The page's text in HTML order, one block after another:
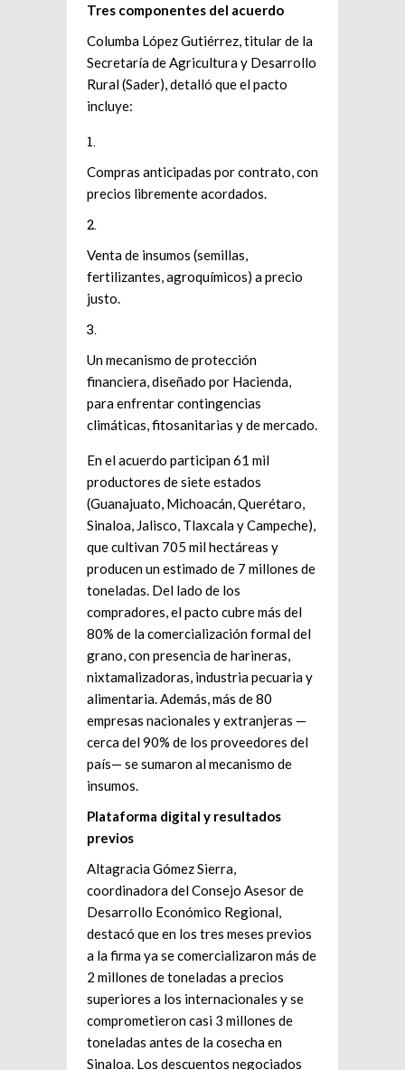
Tres componentes del acuerdo
Columba López Gutiérrez, titular de la
Secretaría de Agricultura y Desarrollo
Rural (Sader), detalló que el pacto
incluye:
Compras anticipadas por contrato, con
precios libremente acordados.
Venta de insumos (semillas,
fertilizantes, agroquímicos) a precio
justo.
Un mecanismo de protección
financiera, diseñado por Hacienda,
para enfrentar contingencias
climáticas, fitosanitarias y de mercado.
En el acuerdo participan 61 mil
productores de siete estados
(Guanajuato, Michoacán, Querétaro,
Sinaloa, Jalisco, Tlaxcala y Campeche),
que cultivan 705 mil hectáreas y
producen un estimado de 7 millones de
toneladas. Del lado de los
compradores, el pacto cubre más del
80% de la comercialización formal del
grano, con presencia de harineras,
nixtamalizadoras, industria pecuaria y
alimentaria. Además, más de 80
empresas nacionales y extranjeras —
cerca del 90% de los proveedores del
país— se sumaron al mecanismo de
insumos.
Plataforma digital y resultados
previos
Altagracia Gómez Sierra,
coordinadora del Consejo Asesor de
Desarrollo Económico Regional,
destacó que en los tres meses previos
a la firma ya se comercializaron más de
2 millones de toneladas a precios
superiores a los internacionales y se
comprometieron casi 3 millones de
toneladas antes de la cosecha en
Sinaloa. Los descuentos negociados